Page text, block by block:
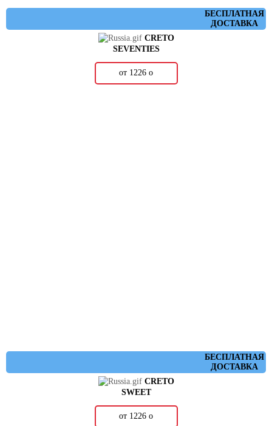
БЕСПЛАТНАЯ
ДОСТАВКА
CRETO
SEVENTIES
от 1226 о
БЕСПЛАТНАЯ
ДОСТАВКА
CRETO
SWEET
от 1226 о